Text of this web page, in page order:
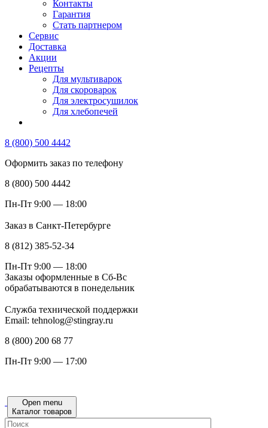
Контакты
Гарантия
Стать партнером
Сервис
Доставка
Акции
Рецепты
Для мультиварок
Для скороварок
Для электросушилок
Для хлебопечей
8 (800) 500 4442
Оформить заказ по телефону
8 (800) 500 4442
Пн-Пт 9:00 — 18:00
Заказ в Санкт-Петербурге
8 (812) 385-52-34
Пн-Пт 9:00 — 18:00
Заказы оформленные в Сб-Вс
обрабатываются в понедельник
Служба технической поддержки
Email: tehnolog@stingray.ru
8 (800) 200 68 77
Пн-Пт 9:00 — 17:00
Open menu
Каталог товаров